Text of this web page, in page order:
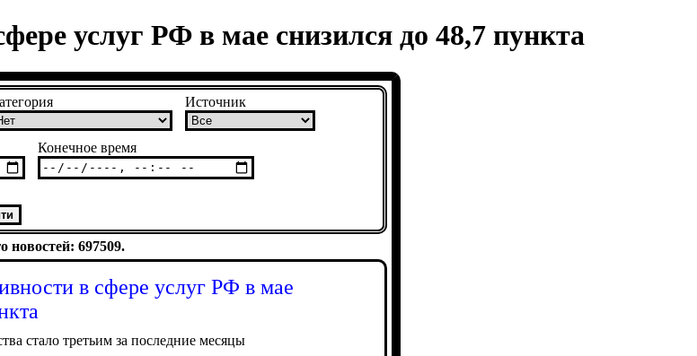
услуг РФ в мае снизился до 48,7 пункта
Источник
Конечное время
новостей: 697509.
в сфере услуг РФ в мае
стало третьим за последние месяцы